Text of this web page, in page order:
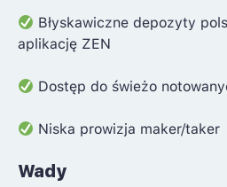
Błyskawiczne depozyty
aplikację ZEN
Dostęp do świeżo
Niska prowizja maker/taker
Wady